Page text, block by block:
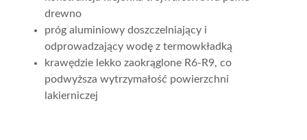
drewno
próg aluminiowy doszczelniający i
odprowadzający wodę z termowkładką
krawędzie lekko zaokrąglone R6-R9, co
podwyższa wytrzymałość powierzchni
lakierniczej